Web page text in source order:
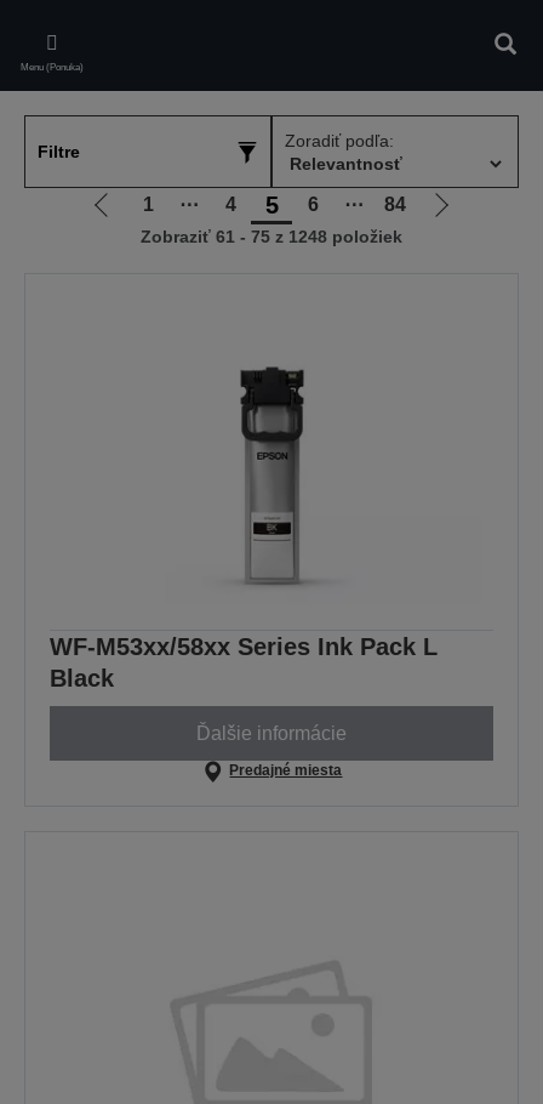
main
content
Menu (Ponuka)
Filtre
Zoradiť podľa:
Ísť
1 ⋯ 4 5 6 ⋯ 84
Ísť
Zobraziť 61 - 75 z 1248 položiek
WF-M53xx/58xx Series Ink Pack L
Black
Ďalšie informácie
Predajné miesta